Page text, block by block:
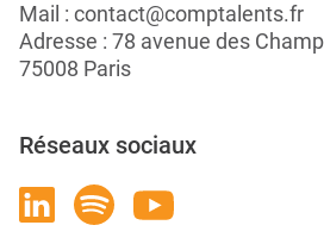
Mail : contact@comptalents.fr
Adresse : 78 avenue des
75008 Paris
Réseaux sociaux